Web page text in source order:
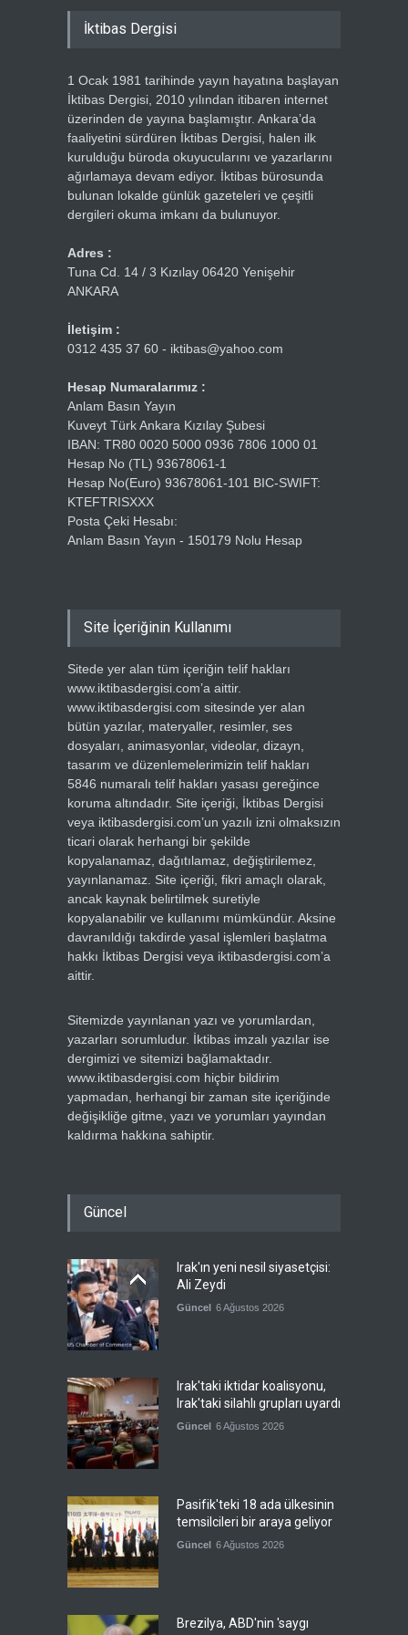
İktibas Dergisi
1 Ocak 1981 tarihinde yayın hayatına başlayan
İktibas Dergisi, 2010 yılından itibaren internet
üzerinden de yayına başlamıştır. Ankara’da
faaliyetini sürdüren İktibas Dergisi, halen ilk
kurulduğu büroda okuyucularını ve yazarlarını
ağırlamaya devam ediyor. İktibas bürosunda
bulunan lokalde günlük gazeteleri ve çeşitli
dergileri okuma imkanı da bulunuyor.
Adres :
Tuna Cd. 14 / 3 Kızılay 06420 Yenişehir
ANKARA
İletişim :
0312 435 37 60 - iktibas@yahoo.com
Hesap Numaralarımız :
Anlam Basın Yayın
Kuveyt Türk Ankara Kızılay Şubesi
IBAN: TR80 0020 5000 0936 7806 1000 01
Hesap No (TL) 93678061-1
Hesap No(Euro) 93678061-101 BIC-SWIFT:
KTEFTRISXXX
Posta Çeki Hesabı:
Anlam Basın Yayın - 150179 Nolu Hesap
Site İçeriğinin Kullanımı
Sitede yer alan tüm içeriğin telif hakları
www.iktibasdergisi.com’a aittir.
www.iktibasdergisi.com sitesinde yer alan
bütün yazılar, materyaller, resimler, ses
dosyaları, animasyonlar, videolar, dizayn,
tasarım ve düzenlemelerimizin telif hakları
5846 numaralı telif hakları yasası gereğince
koruma altındadır. Site içeriği, İktibas Dergisi
veya iktibasdergisi.com’un yazılı izni olmaksızın
ticari olarak herhangi bir şekilde
kopyalanamaz, dağıtılamaz, değiştirilemez,
yayınlanamaz. Site içeriği, fikri amaçlı olarak,
ancak kaynak belirtilmek suretiyle
kopyalanabilir ve kullanımı mümkündür. Aksine
davranıldığı takdirde yasal işlemleri başlatma
hakkı İktibas Dergisi veya iktibasdergisi.com’a
aittir.
Sitemizde yayınlanan yazı ve yorumlardan,
yazarları sorumludur. İktibas imzalı yazılar ise
dergimizi ve sitemizi bağlamaktadır.
www.iktibasdergisi.com hiçbir bildirim
yapmadan, herhangi bir zaman site içeriğinde
değişikliğe gitme, yazı ve yorumları yayından
kaldırma hakkına sahiptir.
Güncel
Irak'ın yeni nesil siyasetçisi:
Ali Zeydi
Güncel 6 Ağustos 2026
Irak'taki iktidar koalisyonu,
Irak'taki silahlı grupları uyardı
Güncel 6 Ağustos 2026
Pasifik'teki 18 ada ülkesinin
temsilcileri bir araya geliyor
Güncel 6 Ağustos 2026
Brezilya, ABD'nin 'saygı